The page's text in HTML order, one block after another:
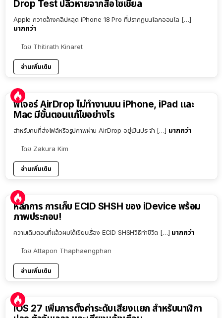
Drop Test ปลิวหายจากสื่อโซเชียล
Apple กวาดล้างคลิปหลุด iPhone 18 Pro ที่ปรากฏบนโลกออนไล […]
มากกว่า
โดย Thitirath Kinaret
อ่านเพิ่มเติม
ฟีเจอร์ AirDrop ไม่ทำงานบน iPhone, iPad และ
Mac มีขั้นตอนแก้ไขอย่างไร
สำหรับคนที่ส่งไฟล์หรือรูปภาพผ่าน AirDrop อยู่เป็นประจำ […] มากกว่า
โดย Zakura Kim
อ่านเพิ่มเติม
หลักการ การเก็บ ECID SHSH ของ iDevice พร้อม
ภาพประกอบ!
ความเดิมตอนที่แล้วผมได้เขียนเรื่อง ECID SHSHวิธีทำชีวิต […] มากกว่า
โดย Attapon Thaphaengphan
อ่านเพิ่มเติม
iOS 27 เพิ่มการตั้งค่าระดับเสียงแยก สำหรับนาฬิกา